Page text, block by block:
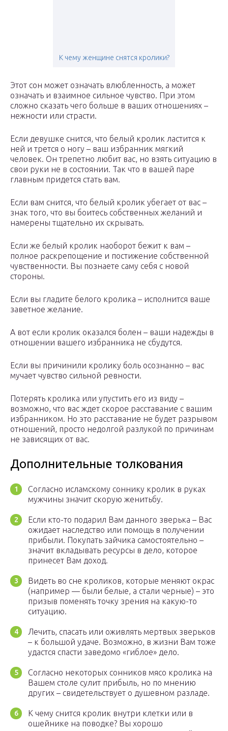
К чему женщине снятся кролики?
Этот сон может означать влюбленность, а может
означать и взаимное сильное чувство. При этом
сложно сказать чего больше в ваших отношениях –
нежности или страсти.
Если девушке снится, что белый кролик ластится к
ней и трется о ногу – ваш избранник мягкий
человек. Он трепетно любит вас, но взять ситуацию в
свои руки не в состоянии. Так что в вашей паре
главным придется стать вам.
Если вам снится, что белый кролик убегает от вас –
знак того, что вы боитесь собственных желаний и
намерены тщательно их скрывать.
Если же белый кролик наоборот бежит к вам –
полное раскрепощение и постижение собственной
чувственности. Вы познаете саму себя с новой
стороны.
Если вы гладите белого кролика – исполнится ваше
заветное желание.
А вот если кролик оказался болен – ваши надежды в
отношении вашего избранника не сбудутся.
Если вы причинили кролику боль осознанно – вас
мучает чувство сильной ревности.
Потерять кролика или упустить его из виду –
возможно, что вас ждет скорое расставание с вашим
избранником. Но это расставание не будет разрывом
отношений, просто недолгой разлукой по причинам
не зависящих от вас.
Дополнительные толкования
Согласно исламскому соннику кролик в руках
мужчины значит скорую женитьбу.
Если кто-то подарил Вам данного зверька – Вас
ожидает наследство или помощь в получении
прибыли. Покупать зайчика самостоятельно –
значит вкладывать ресурсы в дело, которое
принесет Вам доход.
Видеть во сне кроликов, которые меняют окрас
(например — были белые, а стали черные) – это
призыв поменять точку зрения на какую-то
ситуацию.
Лечить, спасать или оживлять мертвых зверьков
– к большой удаче. Возможно, в жизни Вам тоже
удастся спасти заведомо «гиблое» дело.
Согласно некоторых сонников мясо кролика на
Вашем столе сулит прибыль, но по мнению
других – свидетельствует о душевном разладе.
К чему снится кролик внутри клетки или в
ошейнике на поводке? Вы хорошо